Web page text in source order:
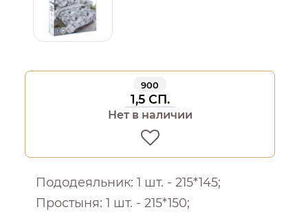
900
1,5 СП.
Нет в наличии
Пододеяльник: 1 шт. - 215*145;
Простыня: 1 шт. - 215*150;